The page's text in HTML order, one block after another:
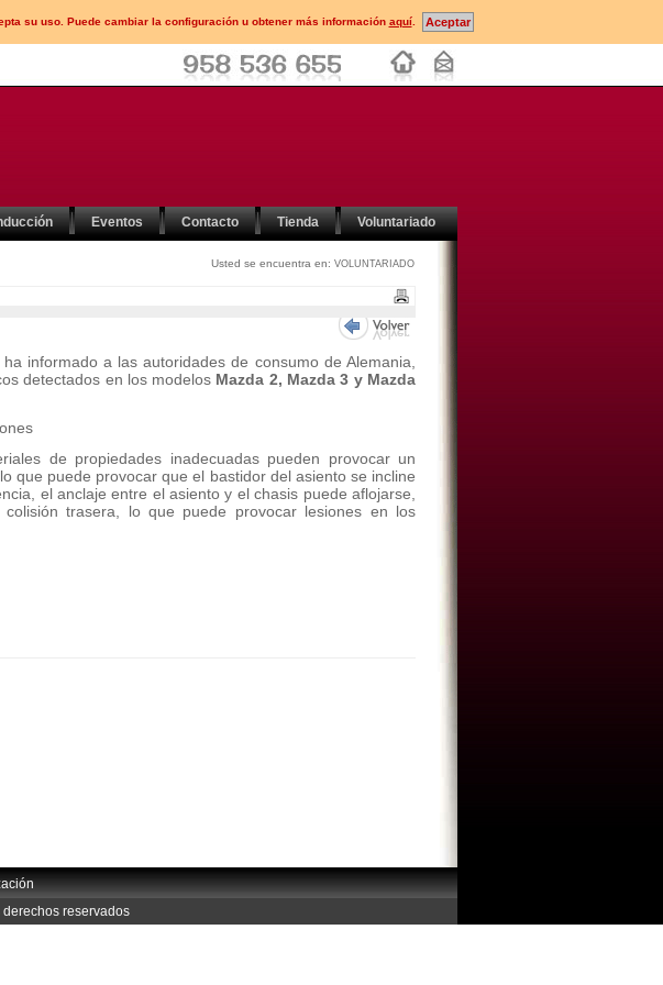
su uso. Puede cambiar la configuración u obtener más información aquí.
Eventos Contacto Tienda Voluntariado
Usted se encuentra en: VOLUNTARIADO
informado a las autoridades de consumo de Alemania,
detectados en los modelos Mazda 2, Mazda 3 y Mazda
de propiedades inadecuadas pueden provocar un
que puede provocar que el bastidor del asiento se incline
el anclaje entre el asiento y el chasis puede aflojarse,
trasera, lo que puede provocar lesiones en los
reservados